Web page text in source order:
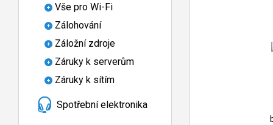
Vše pro Wi-Fi
Zálohování
Záložní zdroje
Záruky k serverům
Záruky k sítím
Spotřební elektronika